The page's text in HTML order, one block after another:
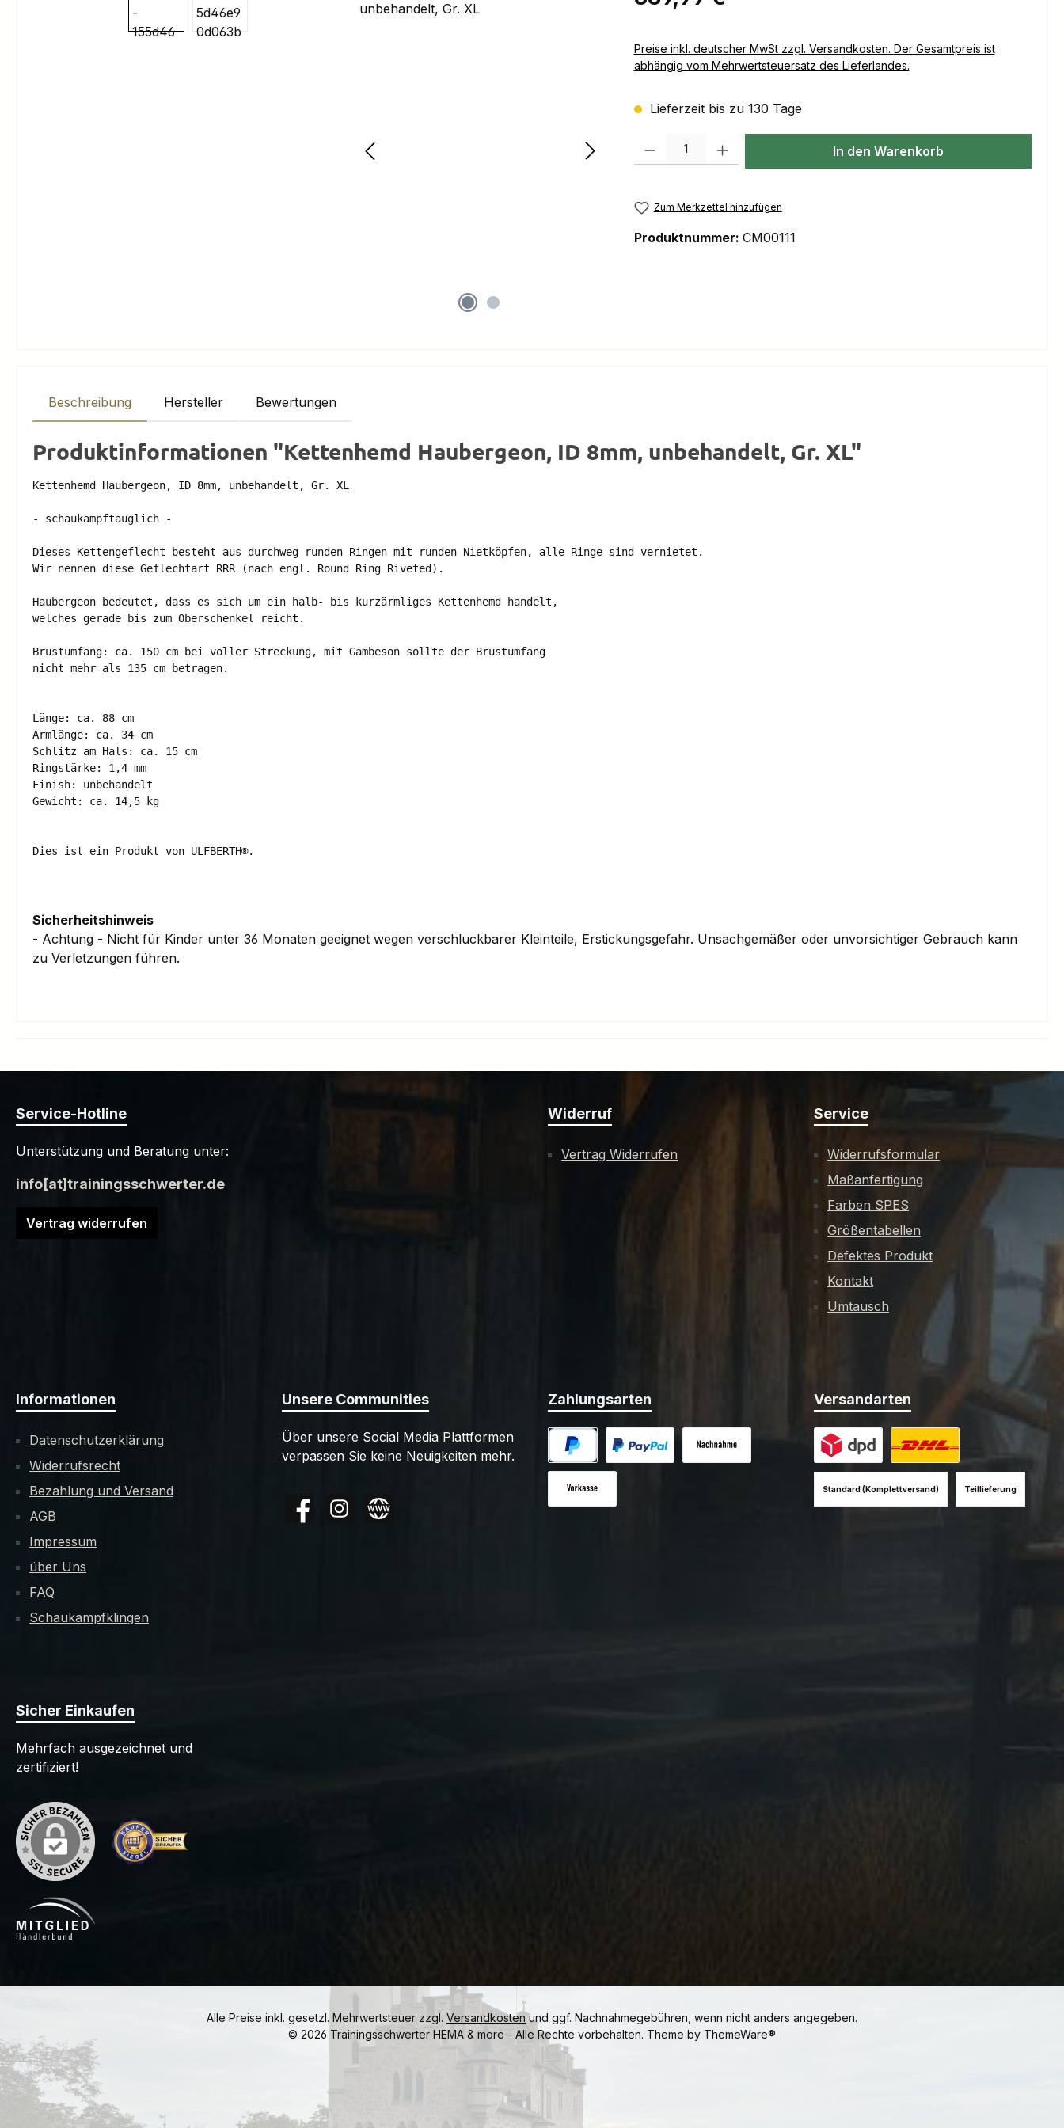
Preise inkl. deutscher MwSt zzgl. Versandkosten. Der Gesamtpreis ist
abhängig vom Mehrwertsteuersatz des Lieferlandes.
Lieferzeit bis zu 130 Tage
Produkt Anzahl: Gib den gewünschten Wert ein oder benutze die Schaltflächen
In den Warenkorb
Zum Merkzettel hinzufügen
Produktnummer: CM00111
Beschreibung Hersteller Bewertungen
Produktinformationen "Kettenhemd Haubergeon, ID 8mm, unbehandelt, Gr. XL"
Kettenhemd Haubergeon, ID 8mm, unbehandelt, Gr. XL
- schaukampftauglich -
Dieses Kettengeflecht besteht aus durchweg runden Ringen mit runden Nietköpfen, alle Ringe sind vernietet.
Wir nennen diese Geflechtart RRR (nach engl. Round Ring Riveted).
Haubergeon bedeutet, dass es sich um ein halb- bis kurzärmliges Kettenhemd handelt,
welches gerade bis zum Oberschenkel reicht.
Brustumfang: ca. 150 cm bei voller Streckung, mit Gambeson sollte der Brustumfang
nicht mehr als 135 cm betragen.
Länge: ca. 88 cm
Armlänge: ca. 34 cm
Schlitz am Hals: ca. 15 cm
Ringstärke: 1,4 mm
Finish: unbehandelt
Gewicht: ca. 14,5 kg
Sicherheitshinweis
- Achtung - Nicht für Kinder unter 36 Monaten geeignet wegen verschluckbarer Kleinteile, Erstickungsgefahr. Unsachgemäßer oder unvorsichtiger Gebrauch kann
zu Verletzungen führen.
Service-Hotline
Unterstützung und Beratung unter:
info[at]trainingsschwerter.de
Vertrag widerrufen
Widerruf
Vertrag Widerrufen
Service
Widerrufsformular
Maßanfertigung
Farben SPES
Größentabellen
Defektes Produkt
Kontakt
Umtausch
Informationen
Datenschutzerklärung
Widerrufsrecht
Bezahlung und Versand
AGB
Impressum
über Uns
FAQ
Schaukampfklingen
Unsere Communities
Über unsere Social Media Plattformen
verpassen Sie keine Neuigkeiten mehr.
FacebookInstagramWebsite
Zahlungsarten
PayPal Nachnahme (+12EUR)
Benutzerdefiniertes Bild 1
Versandarten
Standard (Komplettversand) Teillieferung
Benutzerdefiniertes Bild 1
Benutzerdefiniertes Bild 2
Sicher Einkaufen
Mehrfach ausgezeichnet und
zertifiziert!
Alle Preise inkl. gesetzl. Mehrwertsteuer zzgl. Versandkosten und ggf. Nachnahmegebühren, wenn nicht anders angegeben.
© 2026 Trainingsschwerter HEMA & more - Alle Rechte vorbehalten. Theme by ThemeWare®